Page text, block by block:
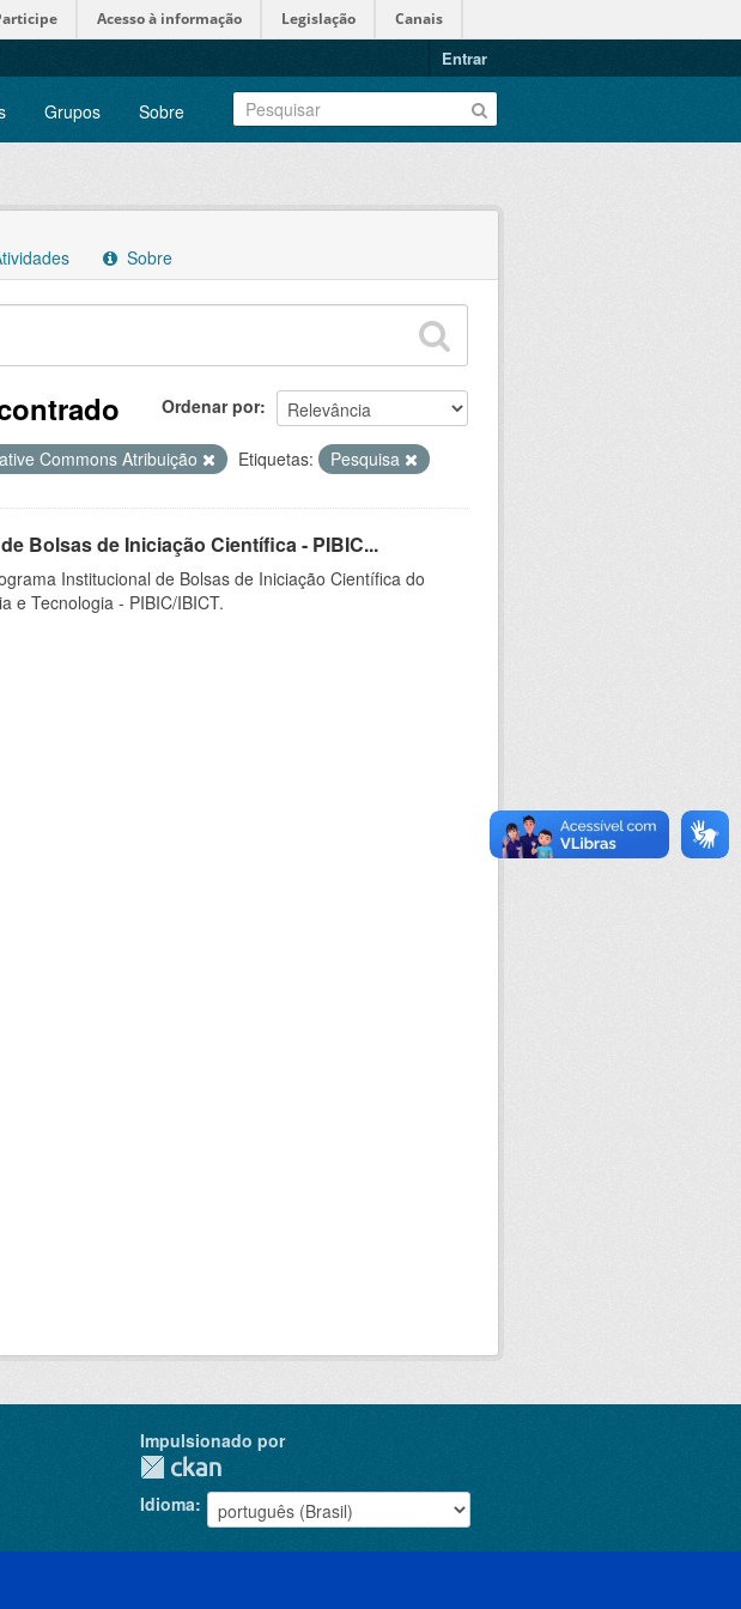
Acesso à informação Legislação Canais
Entrar
Grupos Sobre
Sobre
Ordenar por
Commons Atribuição Etiquetas: Pesquisa
Bolsas de Iniciação Científica - PIBIC...
Institucional de Bolsas de Iniciação Científica do
e Tecnologia - PIBIC/IBICT.
Impulsionado por
Idioma